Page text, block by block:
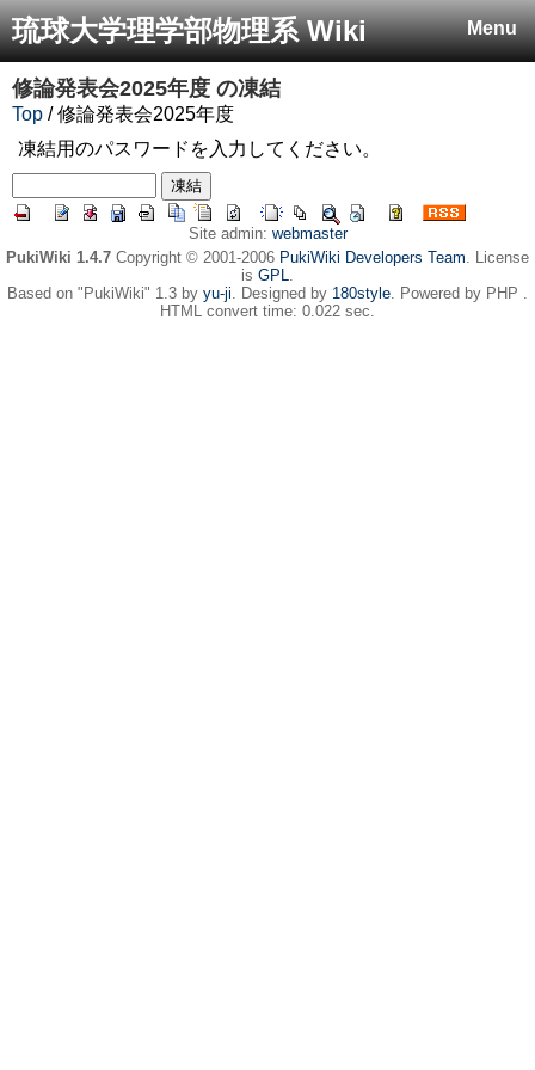
Menu
琉球大学理学部物理系 Wiki
修論発表会2025年度 の凍結
Top / 修論発表会2025年度
凍結用のパスワードを入力してください。
Site admin: webmaster
PukiWiki 1.4.7 Copyright © 2001-2006 PukiWiki Developers Team. License
is GPL.
Based on "PukiWiki" 1.3 by yu-ji. Designed by 180style. Powered by PHP .
HTML convert time: 0.022 sec.